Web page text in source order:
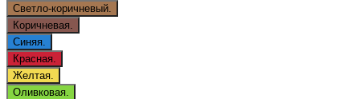
Светло-коричневый.
Коричневая.
Синяя.
Красная.
Желтая.
Оливковая.